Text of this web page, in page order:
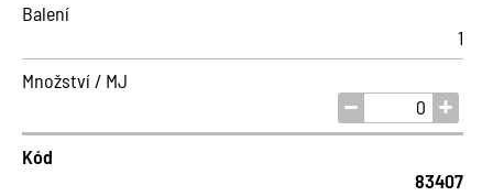
Balení
1
Množství / MJ
Kód
83407